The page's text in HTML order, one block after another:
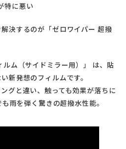
特に悪い
決するのが「ゼロワイパー 超撥
ルム（サイドミラー用）」 は、貼
新発想のフィルムです。
グと違い、触っても効果が落ちに
雨を弾く驚きの超撥水性能。